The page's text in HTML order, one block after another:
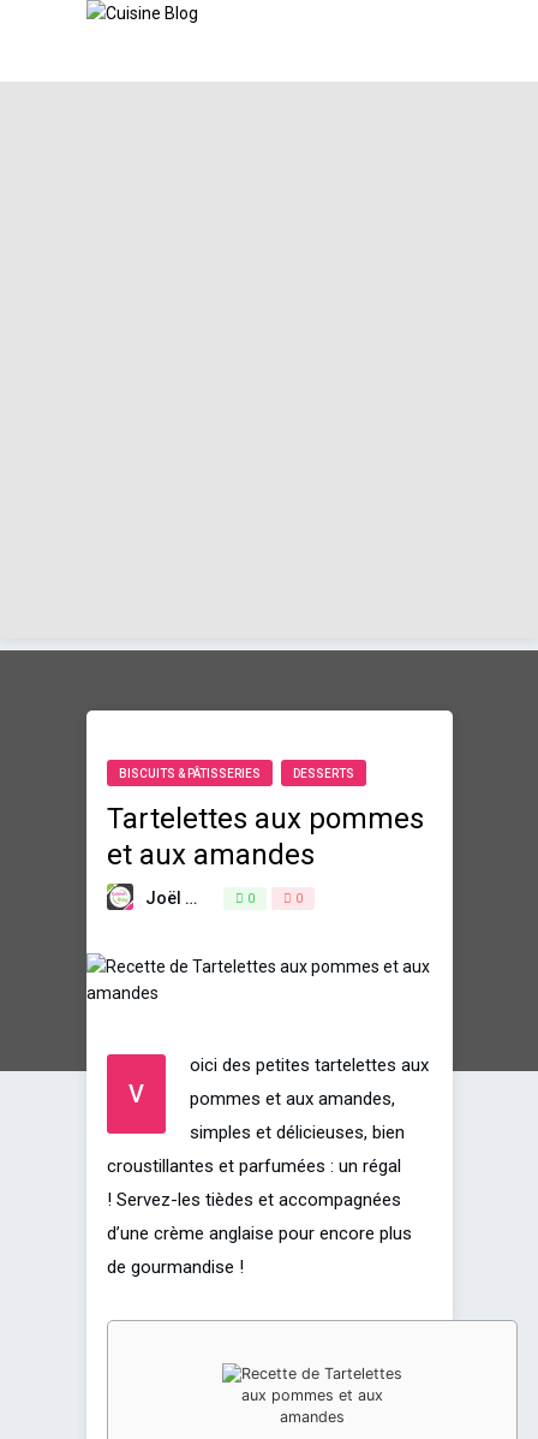
BISCUITS & PÂTISSERIES DESSERTS
Tartelettes aux pommes
et aux amandes
Joël 5 juillet 2014
0 0
V
oici des petites tartelettes aux
pommes et aux amandes,
simples et délicieuses, bien
croustillantes et parfumées : un régal
! Servez-les tièdes et accompagnées
d’une crème anglaise pour encore plus
de gourmandise !